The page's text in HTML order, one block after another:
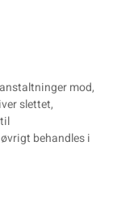
mod,
slettet,
behandles i